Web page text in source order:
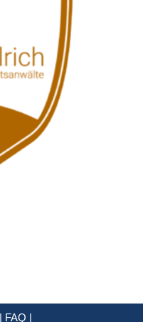
FAQ